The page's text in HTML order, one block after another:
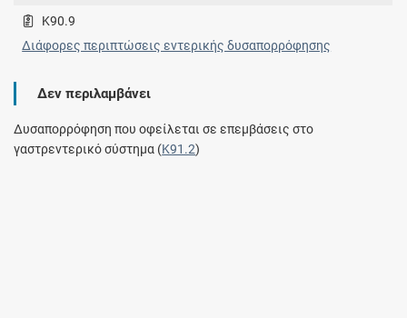
K90.9
Διάφορες περιπτώσεις εντερικής δυσαπορρόφησης
Δεν περιλαμβάνει
Δυσαπορρόφηση που οφείλεται σε επεμβάσεις στο
γαστρεντερικό σύστημα (K91.2)